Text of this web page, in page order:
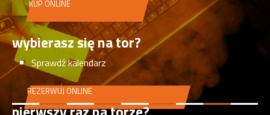
KUP ONLINE
wybierasz się na tor?
Sprawdź kalendarz
REZERWUJ ONLINE